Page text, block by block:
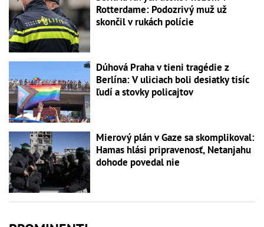
Rotterdame: Podozrivý muž už
skončil v rukách polície
Dúhová Praha v tieni tragédie z
Berlína: V uliciach boli desiatky tisíc
ľudí a stovky policajtov
Mierový plán v Gaze sa skomplikoval:
Hamas hlási pripravenosť, Netanjahu
dohode povedal nie